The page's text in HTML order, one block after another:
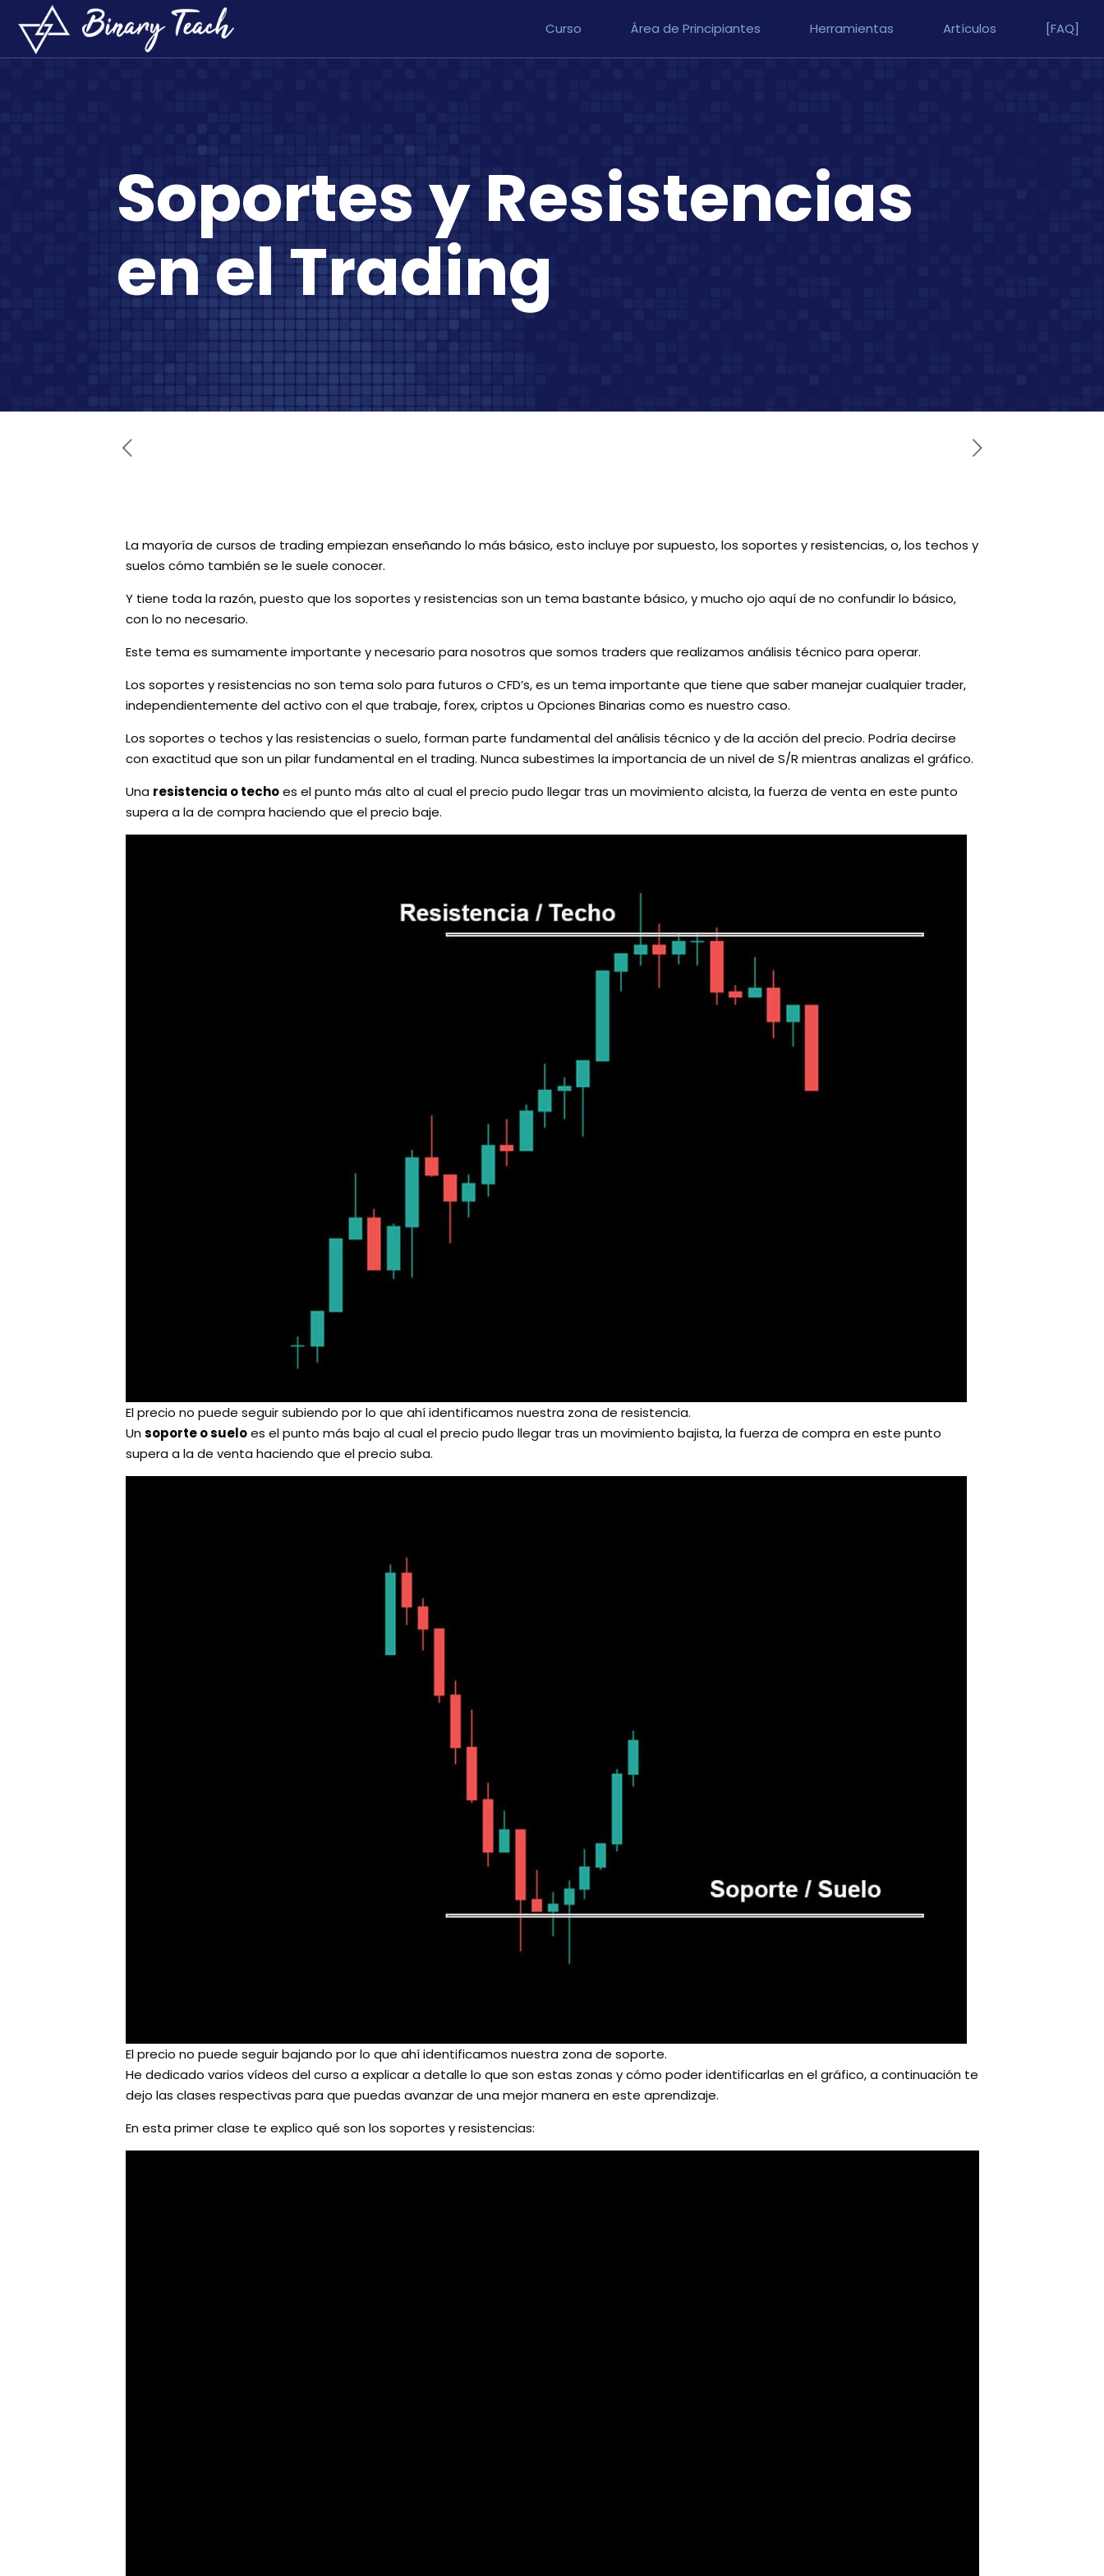
Curso Área de Principiantes Herramientas Artículos [FAQ]
Soportes y Resistencias
en el Trading
La mayoría de cursos de trading empiezan enseñando lo más básico, esto incluye por supuesto, los soportes y resistencias, o, los techos y
suelos cómo también se le suele conocer.
Y tiene toda la razón, puesto que los soportes y resistencias son un tema bastante básico, y mucho ojo aquí de no confundir lo básico,
con lo no necesario.
Este tema es sumamente importante y necesario para nosotros que somos traders que realizamos análisis técnico para operar.
Los soportes y resistencias no son tema solo para futuros o CFD’s, es un tema importante que tiene que saber manejar cualquier trader,
independientemente del activo con el que trabaje, forex, criptos u Opciones Binarias como es nuestro caso.
Los soportes o techos y las resistencias o suelo, forman parte fundamental del análisis técnico y de la acción del precio. Podría decirse
con exactitud que son un pilar fundamental en el trading. Nunca subestimes la importancia de un nivel de S/R mientras analizas el gráfico.
Una resistencia o techoes el punto más alto al cual el precio pudo llegar tras un movimiento alcista, la fuerza de venta en este punto
supera a la de compra haciendo que el precio baje.
El precio no puede seguir subiendo por lo que ahí identificamos nuestra zona de resistencia.
Unsoporte o sueloes el punto más bajo al cual el precio pudo llegar tras un movimiento bajista, la fuerza de compra en este punto
supera a la de venta haciendo que el precio suba.
El precio no puede seguir bajando por lo que ahí identificamos nuestra zona de soporte.
He dedicado varios vídeos del curso a explicar a detalle lo que son estas zonas y cómo poder identificarlas en el gráfico, a continuación te
dejo las clases respectivas para que puedas avanzar de una mejor manera en este aprendizaje.
En esta primer clase te explico qué son los soportes y resistencias: